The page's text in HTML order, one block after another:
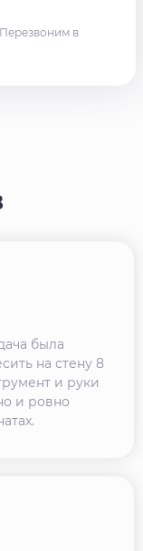
в
была
на стену 8
и руки
и ровно